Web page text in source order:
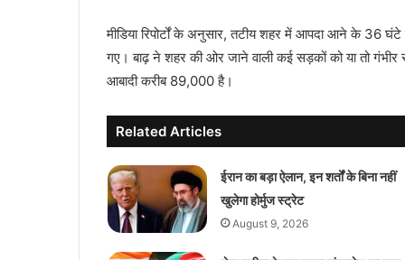
मीडिया रिपोर्टों के अनुसार, तटीय शहर में आपदा आने के 36
गए। बाढ़ ने शहर की ओर जाने वाली कई सड़कों को या तो गंभीर
आबादी करीब 89,000 है।
Related Articles
ईरान का बड़ा ऐलान, इन शर्तों के बिना नहीं
खुलेगा होर्मुज स्ट्रेट
August 9, 2026